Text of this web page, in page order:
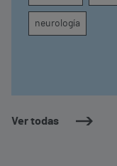
Ver todas
neurología